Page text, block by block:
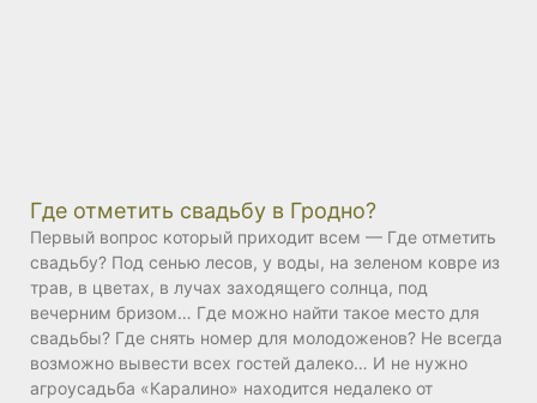
Где отметить свадьбу в Гродно?
Первый вопрос который приходит всем — Где отметить
свадьбу? Под сенью лесов, у воды, на зеленом ковре из
трав, в цветах, в лучах заходящего солнца, под
вечерним бризом… Где можно найти такое место для
свадьбы? Где снять номер для молодоженов? Не всегда
возможно вывести всех гостей далеко… И не нужно
агроусадьба «Каралино» находится недалеко от